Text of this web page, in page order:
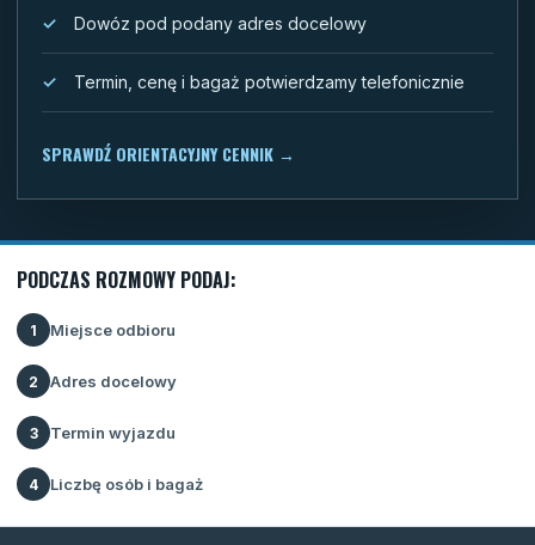
Dowóz pod podany adres docelowy
Termin, cenę i bagaż potwierdzamy telefonicznie
SPRAWDŹ ORIENTACYJNY CENNIK →
PODCZAS ROZMOWY PODAJ:
1 Miejsce odbioru
2 Adres docelowy
3 Termin wyjazdu
4 Liczbę osób i bagaż